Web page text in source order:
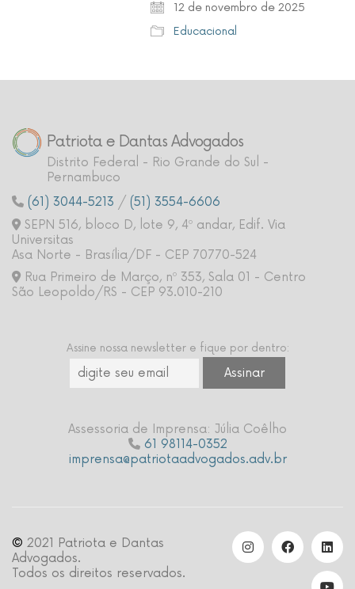
12 de novembro de 2025
Educacional
Patriota e Dantas Advogados
Distrito Federal - Rio Grande do Sul -
Pernambuco
(61) 3044-5213 / (51) 3554-6606
SEPN 516, bloco D, lote 9, 4º andar, Edif. Via
Universitas
Asa Norte - Brasília/DF - CEP 70770-524
Rua Primeiro de Março, nº 353, Sala 01 - Centro
São Leopoldo/RS - CEP 93.010-210
Assine nossa newsletter e fique por dentro:
Assessoria de Imprensa: Júlia Coêlho
61 98114-0352
imprensa@patriotaadvogados.adv.br
© 2021 Patriota e Dantas
Advogados.
Todos os direitos reservados.